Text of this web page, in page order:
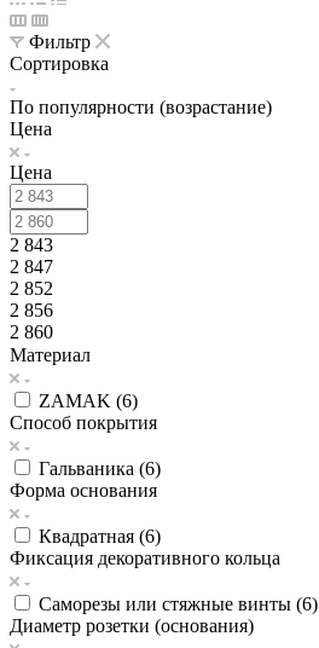
Фильтр
Сортировка
По популярности (возрастание)
Цена
Цена
2 843
2 847
2 852
2 856
2 860
Материал
ZAMAK (6)
Способ покрытия
Гальваника (6)
Форма основания
Квадратная (6)
Фиксация декоративного кольца
Саморезы или стяжные винты (6)
Диаметр розетки (основания)